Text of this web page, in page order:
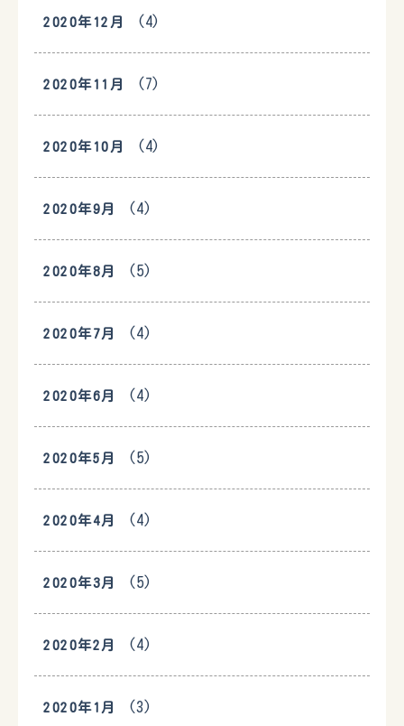
2020年12月 (4)
2020年11月 (7)
2020年10月 (4)
2020年9月 (4)
2020年8月 (5)
2020年7月 (4)
2020年6月 (4)
2020年5月 (5)
2020年4月 (4)
2020年3月 (5)
2020年2月 (4)
2020年1月 (3)